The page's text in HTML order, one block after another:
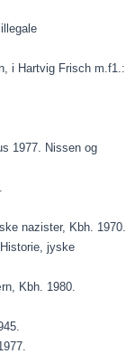
i Hartvig Frisch m.f1.:
1977. Nissen og
nazister, Kbh. 1970.
jyske
Kbh. 1980.